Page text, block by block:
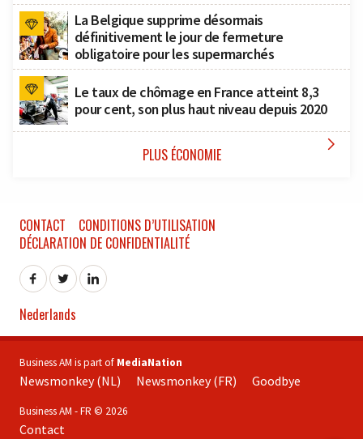
La Belgique supprime désormais
définitivement le jour de fermeture
obligatoire pour les supermarchés
Le taux de chômage en France atteint 8,3
pour cent, son plus haut niveau depuis 2020
PLUS ÉCONOMIE 
CONTACT
CONDITIONS D’UTILISATION
DÉCLARATION DE CONFIDENTIALITÉ
Nederlands
Business AM is part of MediaNation
Newsmonkey (NL) Newsmonkey (FR) Goodbye
Business AM - FR © 2026
Contact